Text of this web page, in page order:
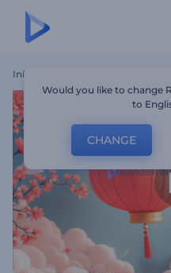
Início Introdução
Would you like to change
to
CHANGE